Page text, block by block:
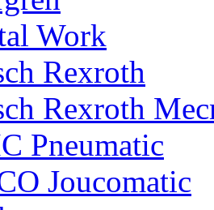
Work
Rexroth
Rexroth
Pneumatic
Joucomatic